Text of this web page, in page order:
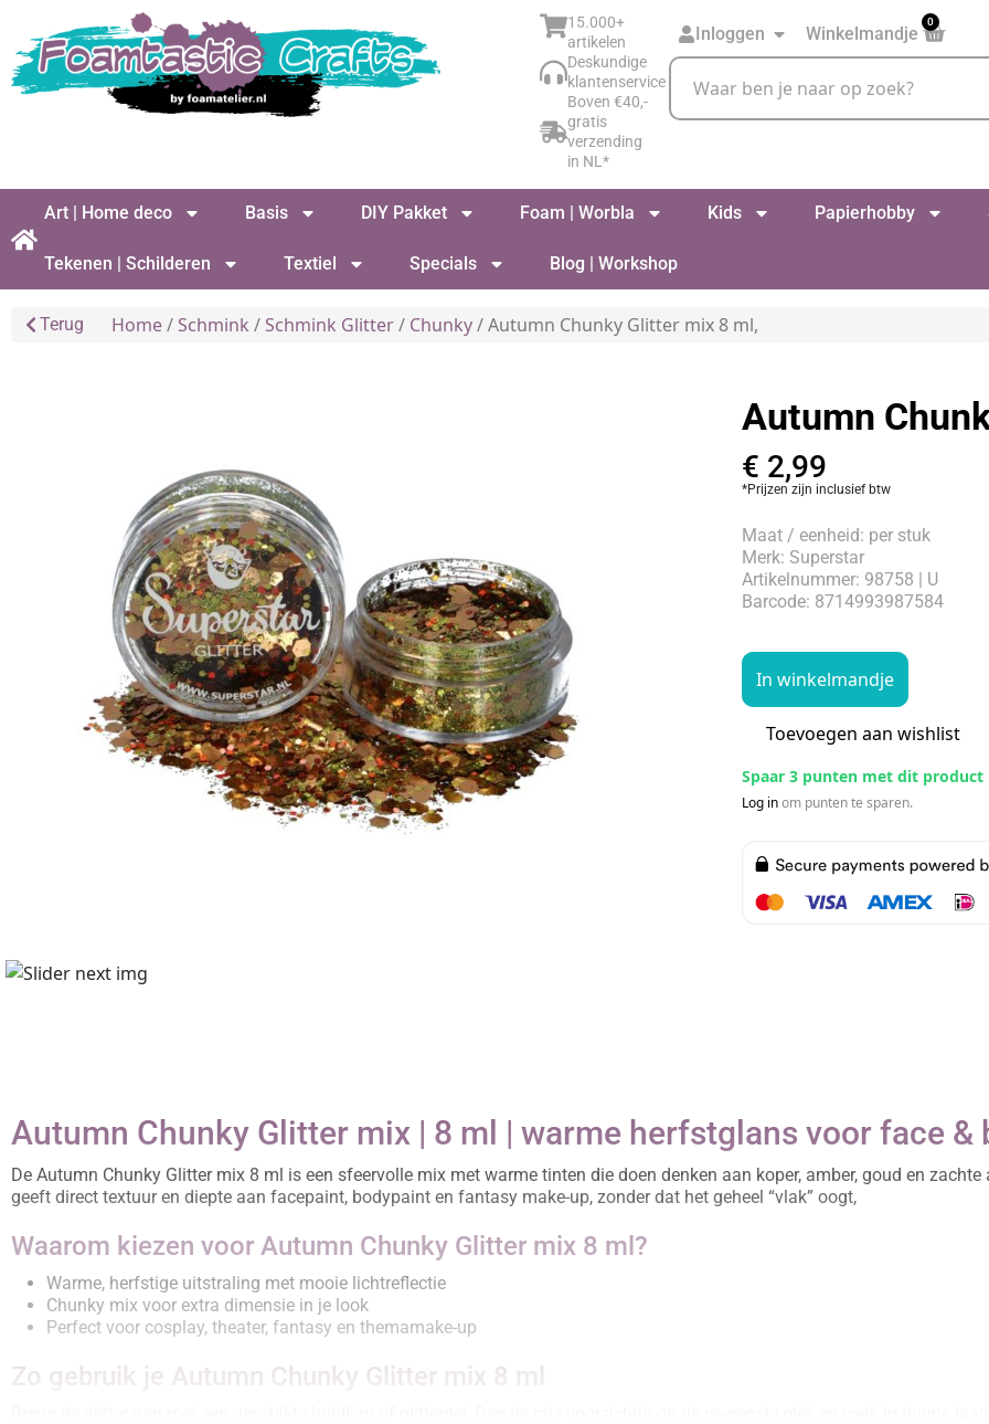
15.000+
artikelen
Deskundige
klantenservice
Boven €40,-
gratis
verzending
in NL*
Inloggen Winkelmandje
0
Art | Home deco Basis DIY Pakket Foam | Worbla Kids Papierhobby
Tekenen | Schilderen Textiel Specials Blog | Workshop
Terug Home/Schmink /Schmink Glitter/ Chunky/ Autumn Chunky Glitter mix 8 ml,
Autumn
€ 2,99
*Prijzen zijn inclusief btw
Maat / eenheid: per stuk
Merk: Superstar
Artikelnummer: 98758 | U
Barcode: 8714993987584
In winkelmandje
Toevoegen aan wishlist
Spaar 3 punten met dit product
Log inom punten te sparen.
Autumn Chunky Glitter mix | 8 ml | warme herfstglans voor face &
De Autumn Chunky Glitter mix 8 ml is een sfeervolle mix met warme tinten die doen denken aan koper, amber, goud en
geeft direct textuur en diepte aan facepaint, bodypaint en fantasy make-up, zonder dat het geheel “vlak” oogt,
Waarom kiezen voor Autumn Chunky Glitter mix 8 ml?
Warme, herfstige uitstraling met mooie lichtreflectie
Chunky mix voor extra dimensie in je look
Perfect voor cosplay, theater, fantasy en themamake-up
Zo gebruik je Autumn Chunky Glitter mix 8 ml